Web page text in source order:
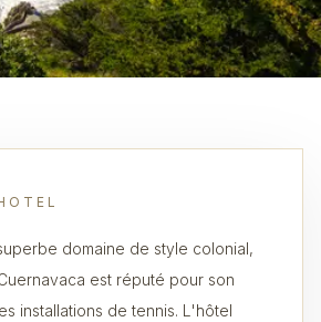
domaine de style colonial,
est réputé pour son
installations de tennis. L'hôtel